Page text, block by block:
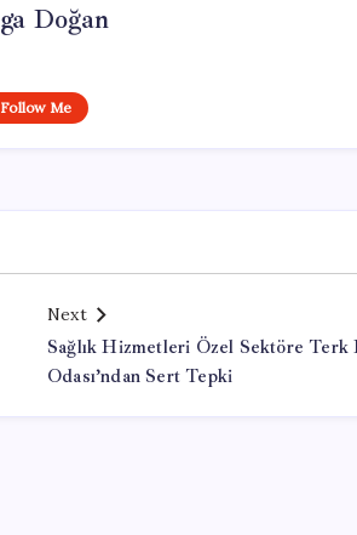
Doğan
Follow Me
Next
Sağlık Hizmetleri Özel Sektöre
Odası’ndan Sert Tepki